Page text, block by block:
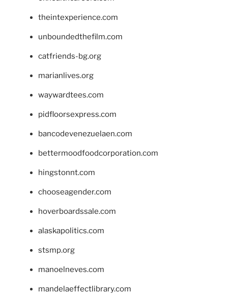
theintexperience.com
unboundedthefilm.com
catfriends-bg.org
marianlives.org
waywardtees.com
pidfloorsexpress.com
bancodevenezuelaen.com
bettermoodfoodcorporation.com
hingstonnt.com
chooseagender.com
hoverboardssale.com
alaskapolitics.com
stsmp.org
manoelneves.com
mandelaeffectlibrary.com